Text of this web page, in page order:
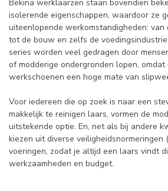
Bekina werklaarzen staan bovendien
isolerende eigenschappen, waardoor ze
uiteenlopende werkomstandigheden:
tot de bouw en zelfs de
series worden veel gedragen door
of modderige ondergronden lopen, omdat
werkschoenen een hoge mate van
Voor iedereen die op zoek is naar een
makkelijk te reinigen laars, vormen de
uitstekende optie. En, net als bij andere
kiezen uit diverse veiligheidsnormeringen
voeringen, zodat je altijd een laars vindt
werkzaamheden en budget.